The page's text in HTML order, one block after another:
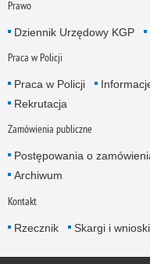
Prawo
Dziennik Urzędowy KGP
Praca w Policji
Praca w Policji
Rekrutacja
Zamówienia publiczne
Postępowania o
Archiwum
Kontakt
Rzecznik Skargi i wnioski